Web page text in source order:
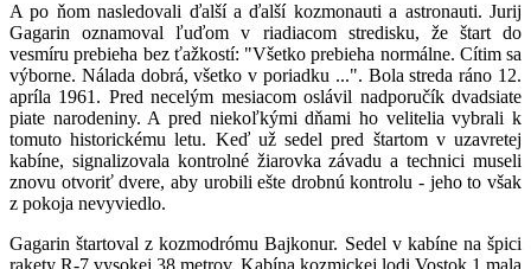
A po ňom nasledovali ďalší a ďalší kozmonauti a astronauti. Jurij
Gagarin oznamoval ľuďom v riadiacom stredisku, že štart do
vesmíru prebieha bez ťažkostí: "Všetko prebieha normálne. Cítim sa
výborne. Nálada dobrá, všetko v poriadku ...". Bola streda ráno 12.
apríla 1961. Pred necelým mesiacom oslávil nadporučík dvadsiate
piate narodeniny. A pred niekoľkými dňami ho velitelia vybrali k
tomuto historickému letu. Keď už sedel pred štartom v uzavretej
kabíne, signalizovala kontrolné žiarovka závadu a technici museli
znovu otvoriť dvere, aby urobili ešte drobnú kontrolu - jeho to však
z pokoja nevyviedlo.
Gagarin štartoval z kozmodrómu Bajkonur. Sedel v kabíne na špici